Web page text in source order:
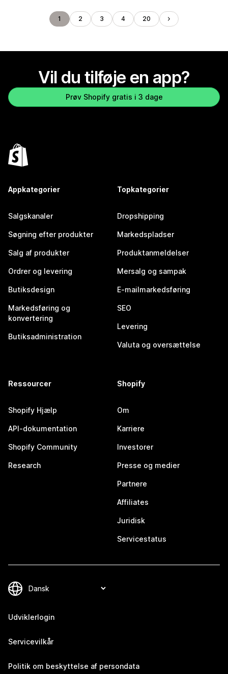
1 2 3 4 20
Vil du tilføje en app?
Prøv Shopify gratis i 3 dage
Appkategorier
Salgskanaler
Søgning efter produkter
Salg af produkter
Ordrer og levering
Butiksdesign
Markedsføring og
konvertering
Butiksadministration
Topkategorier
Dropshipping
Markedspladser
Produktanmeldelser
Mersalg og sampak
E-mailmarkedsføring
SEO
Levering
Valuta og oversættelse
Ressourcer
Shopify Hjælp
API-dokumentation
Shopify Community
Research
Shopify
Om
Karriere
Investorer
Presse og medier
Partnere
Affiliates
Juridisk
Servicestatus
Udviklerlogin
Servicevilkår
Politik om beskyttelse af persondata